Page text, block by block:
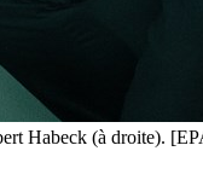
Habeck (à droite).